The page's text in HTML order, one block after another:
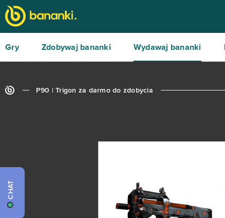
Gry Zdobywaj bananki Wydawaj bananki
P90 | Trigon za darmo do zdobycia
CHAT